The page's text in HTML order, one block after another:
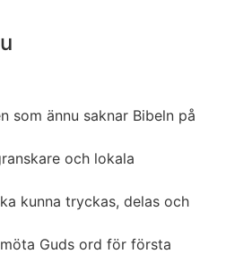
som ännu saknar Bibeln på
och lokala
kunna tryckas, delas och
Guds ord för första